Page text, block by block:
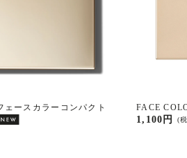
ースカラーコンパクト FACE
(
1,100円